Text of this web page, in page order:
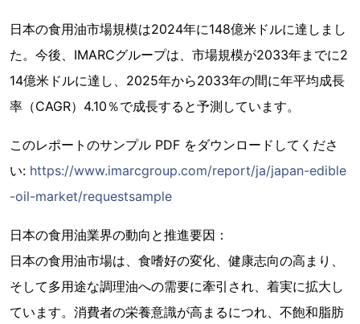
日本の食用油市場規模は2024年に148億米ドルに達しまし
た。今後、IMARCグループは、市場規模が2033年までに2
14億米ドルに達し、2025年から2033年の間に年平均成長
率（CAGR）4.10％で成長すると予測しています。
このレポートのサンプル PDF をダウンロードしてくださ
い: https://www.imarcgroup.com/report/ja/japan-edible
-oil-market/requestsample
日本の食用油業界の動向と推進要因：
日本の食用油市場は、食嗜好の変化、健康志向の高まり、
そして多用途な調理油への需要に牽引され、着実に拡大し
ています。消費者の栄養意識が高まるにつれ、不飽和脂肪